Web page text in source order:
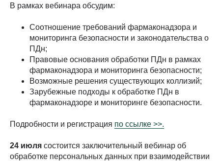
В рамках вебинара обсудим:
Соотношение требований фармаконадзора и
мониторинга безопасности и законодательства о
ПДн;
Правовые основания обработки ПДн в рамках
фармаконадзора и мониторинга безопасности;
Возможные решения существующих коллизий;
Зарубежные подходы к обработке ПДн в
фармаконадзоре и мониторинге безопасности.
Подробности и регистрация по ссылке >>.
24 июля состоится заключительный вебинар об
обработке персональных данных при взаимодействии